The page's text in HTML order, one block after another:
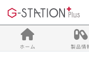
ホーム 製品情